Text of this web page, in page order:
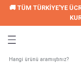
🚚 TÜM TÜRKİYE'YE